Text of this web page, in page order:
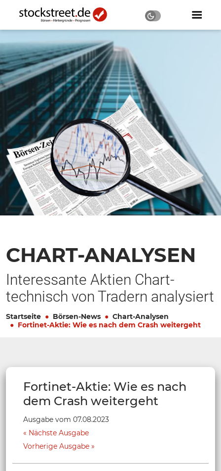
CHART-ANALYSEN
Interessante Aktien Chart-
technisch von Tradern analysiert
Startseite Börsen-News
Chart-Analysen
Fortinet-Aktie: Wie es nach dem Crash weitergeht
Fortinet-Aktie: Wie es nach
dem Crash weitergeht
Ausgabe vom 07.08.2023
Nächste Ausgabe
Vorherige Ausgabe